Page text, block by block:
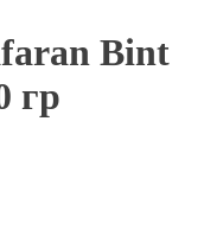
Bint
гр